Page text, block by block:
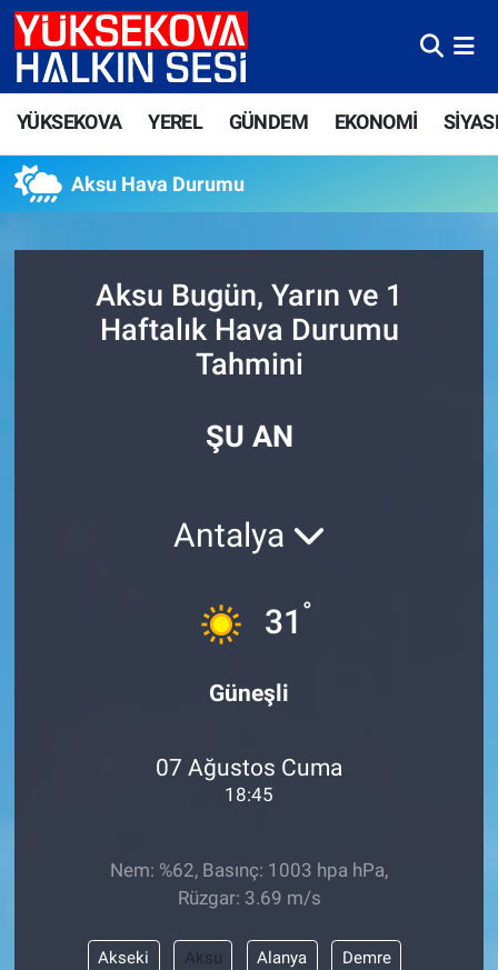
YÜKSEKOVA YEREL GÜNDEM EKONOMİ
Aksu Hava Durumu
Aksu Bugün, Yarın ve 1
Haftalık Hava Durumu
Tahmini
ŞU AN
Antalya
31 °
Güneşli
07 Ağustos Cuma
18:45
Nem: %62, Basınç: 1003 hpa hPa,
Rüzgar: 3.69 m/s
Akseki Aksu Alanya Demre
Yüksekova Nöbetçi Eczaneler
Yüksekova Trafik Yoğunluk Haritası
Süper Lig Puan Durumu ve Fikstür
Tüm Manşetler
Son Dakika Haberleri